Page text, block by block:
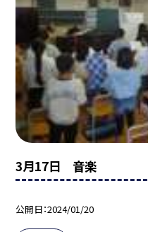
3月17日 音楽
公開日 2024/01/20